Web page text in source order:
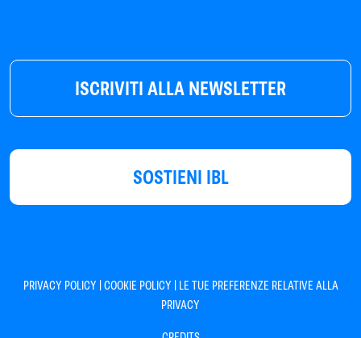
ISCRIVITI ALLA NEWSLETTER
SOSTIENI IBL
PRIVACY POLICY |COOKIE POLICY | LE TUE PREFERENZE RELATIVE ALLA
PRIVACY